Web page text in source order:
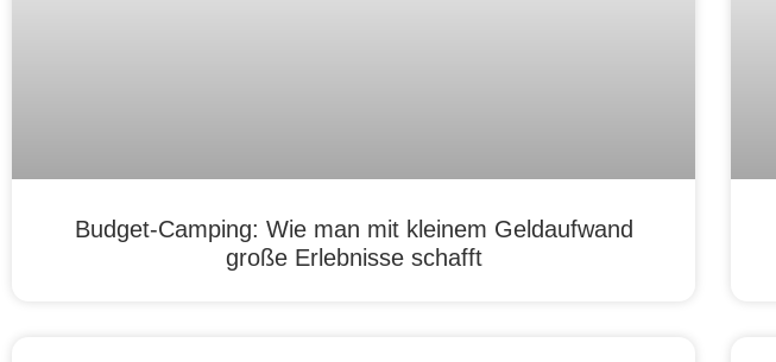
Budget-Camping: Wie man mit kleinem Geldaufwand
große Erlebnisse schafft